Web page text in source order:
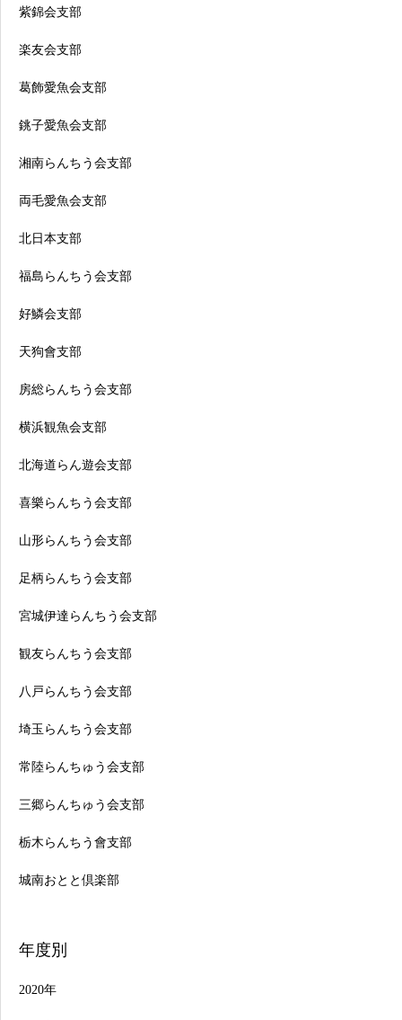
紫錦会支部
楽友会支部
葛飾愛魚会支部
銚子愛魚会支部
湘南らんちう会支部
両毛愛魚会支部
北日本支部
福島らんちう会支部
好鱗会支部
天狗會支部
房総らんちう会支部
横浜観魚会支部
北海道らん遊会支部
喜樂らんちう会支部
山形らんちう会支部
足柄らんちう会支部
宮城伊達らんちう会支部
観友らんちう会支部
八戸らんちう会支部
埼玉らんちう会支部
常陸らんちゅう会支部
三郷らんちゅう会支部
栃木らんちう會支部
城南おとと倶楽部
年度別
2020年